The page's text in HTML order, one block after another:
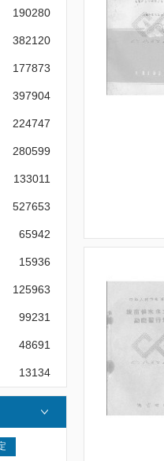
190280
382120
177873
397904
224747
280599
133011
527653
65942
15936
125963
99231
48691
13134